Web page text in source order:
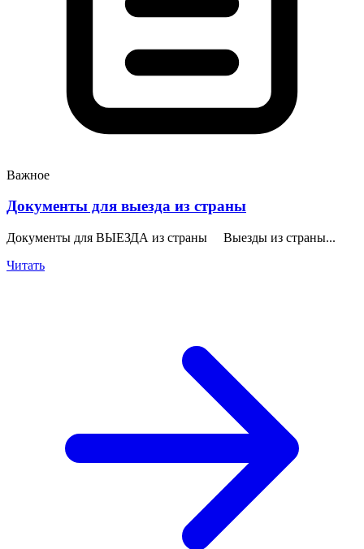
Важное
Документы для выезда из страны
Документы для ВЫЕЗДА из страны Выезды из страны...
Читать